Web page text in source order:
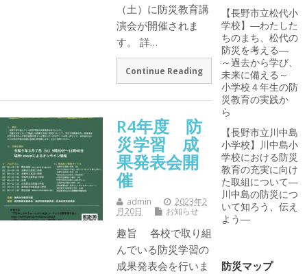
（土）に防災教育講
演会が開催されま
す。 詳…
Continue Reading
R4年度 防
災学習 成
果発表会開
催
admin
2023年2
月20日
お知らせ
趣旨 各校で取り組
んでいる防災学習の
成果発表会を行いま
【長野市立松代小
学校】―わたした
ちのまち、松代の
防災を考える―
～過去から学び、
未来に備える～
小学校４年生の防
災教育の実践か
ら
【長野市立川中島
小学校】川中島小
学校における防災
教育の充実に向け
た取組について―
川中島の防災につ
いて知ろう、伝え
よう―
防災マップ